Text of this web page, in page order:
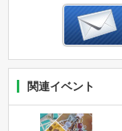
関連イベント